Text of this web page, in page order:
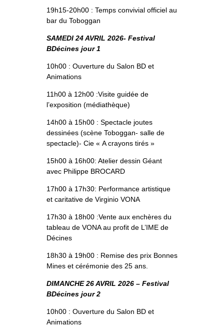
19h15-20h00 : Temps convivial officiel au
bar du Toboggan
SAMEDI 24 AVRIL 2026- Festival
BDécines jour 1
10h00 : Ouverture du Salon BD et
Animations
11h00 à 12h00 :Visite guidée de
l’exposition (médiathèque)
14h00 à 15h00 : Spectacle joutes
dessinées (scène Toboggan- salle de
spectacle)- Cie « A crayons tirés »
15h00 à 16h00: Atelier dessin Géant
avec Philippe BROCARD
17h00 à 17h30: Performance artistique
et caritative de Virginio VONA
17h30 à 18h00 :Vente aux enchères du
tableau de VONA au profit de L’IME de
Décines
18h30 à 19h00 : Remise des prix Bonnes
Mines et cérémonie des 25 ans.
DIMANCHE 26 AVRIL 2026 – Festival
BDécines jour 2
10h00 : Ouverture du Salon BD et
Animations